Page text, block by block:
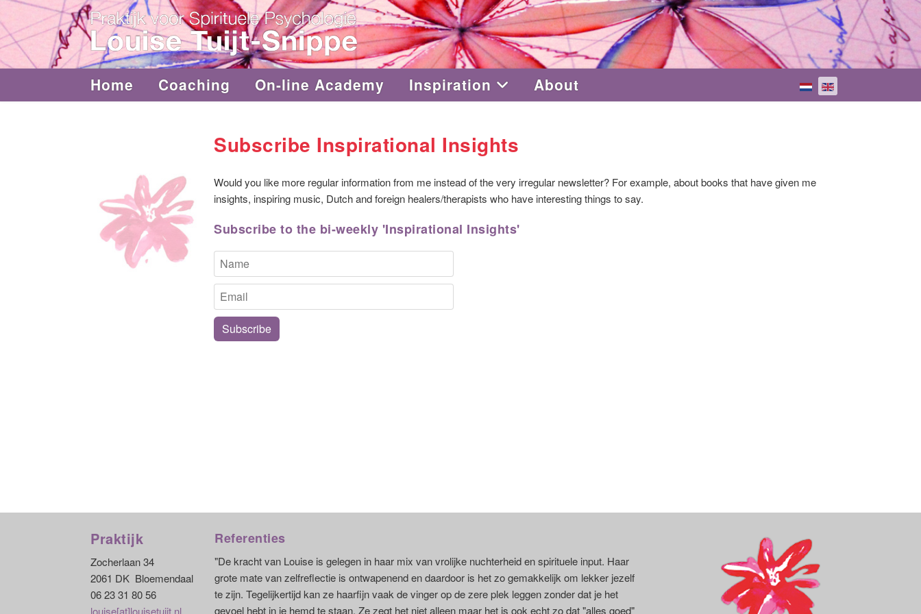
Select your language
Home Coaching On-line Academy Inspiration About
Subscribe Inspirational Insights
Would you like more regular information from me instead of the very irregular newsletter? For example, about books that have given me
insights, inspiring music, Dutch and foreign healers/therapists who have interesting things to say.
Subscribe to the bi-weekly 'Inspirational Insights'
Subscribe
Praktijk
Zocherlaan 34
2061 DK Bloemendaal
06 23 31 80 56
louise[at]louisetuijt.nl
Referenties
"De kracht van Louise is gelegen in haar mix van vrolijke nuchterheid en spirituele input. Haar
grote mate van zelfreflectie is ontwapenend en daardoor is het zo gemakkelijk om lekker jezelf
te zijn. Tegelijkertijd kan ze haarfijn vaak de vinger op de zere plek leggen zonder dat je het
gevoel hebt in je hemd te staan. Ze zegt het niet alleen maar het is ook echt zo dat "alles goed"